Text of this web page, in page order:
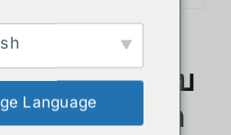
AG02
Dock สำหรับ
ายงานกราฟิก
Language